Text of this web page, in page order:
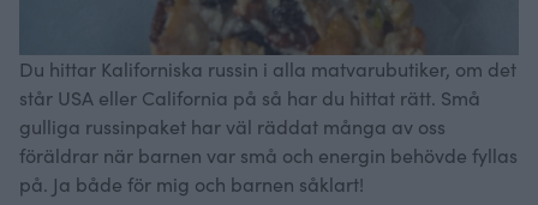
Du hittar Kaliforniska russin i alla matvarubutiker, om det
står USA eller California på så har du hittat rätt. Små
gulliga russinpaket har väl räddat många av oss
föräldrar när barnen var små och energin behövde fyllas
på. Ja både för mig och barnen såklart!